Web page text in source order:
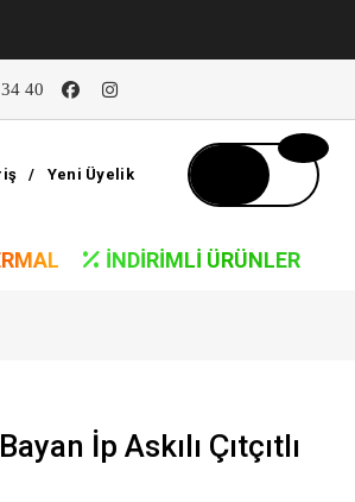
40
/ Yeni Üyelik
İNDIRIMLI ÜRÜNLER
İp Askılı Çıtçıtlı